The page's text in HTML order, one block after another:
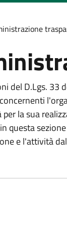
del D.Lgs. 33
la sua
questa
e l'attività